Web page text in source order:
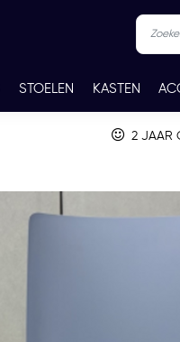
STOELEN KASTEN
WERKBLADKLEUREN2 JAAR